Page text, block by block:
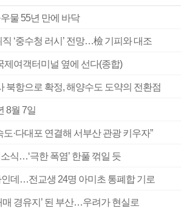
물 55년 만에 바닥
‘중수청 러시’ 전망…檢 기피와 대조
제여객터미널 옆에 선다(종합)
북항으로 확정, 해양수도 도약의 전환점
8월 7일
도·다대포 연결해 서부산 관광 키우자”
식…‘극한 폭염’ 한풀 꺾일 듯
데…전교생 24명 아미초 통폐합 기로
매 경유지’ 된 부산…우려가 현실로